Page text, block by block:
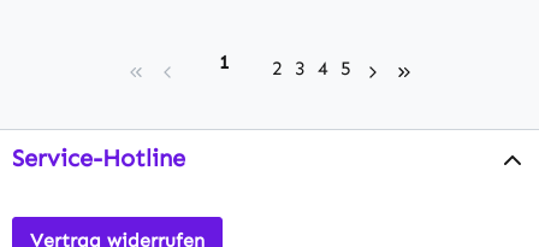
Seite
1 Seite
2 Seite
3 Seite
4 Seite
5
Service-Hotline
Vertrag widerrufen